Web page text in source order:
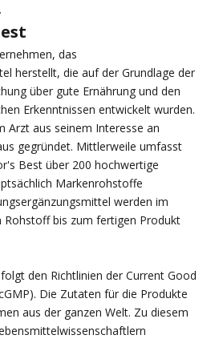
das
herstellt, die auf der Grundlage der
über gute Ernährung und den
Erkenntnissen entwickelt wurden.
Arzt aus seinem Interesse an
gegründet. Mittlerweile umfasst
Best über 200 hochwertige
Markenrohstoffe
werden im
bis zum fertigen Produkt
den Richtlinien der Current Good
Die Zutaten für die Produkte
aus der ganzen Welt. Zu diesem